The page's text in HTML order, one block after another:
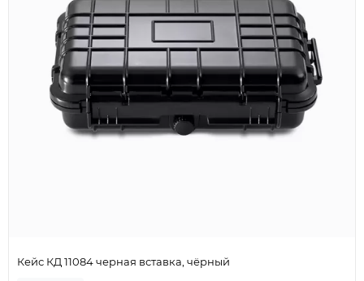
Кейс КД 11084 черная вставка, чёрный